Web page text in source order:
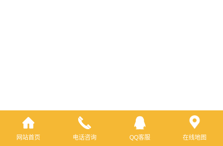
网站首页 电话咨询 QQ客服 在线地图